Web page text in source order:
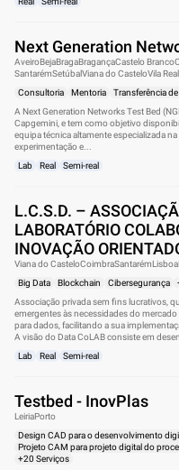
Next Generation
Lab Real Semi-real
AveiroBejaBragaBragançaCastelo Branco
SantarémSetúbalViana do CasteloVila Real
Consultoria
Mentoria Transferência
A Next Generation Networks Test Bed
Capgemini, e tem como objetivo
equipa técnica altamente especializada
experimentação e...
L.C.S.D. –
LABORATÓRIO
INOVAÇÃO
Lab Real Semi-real
Viana do CasteloCoimbraSantarémLisboa
Big Data
Blockchain Cibersegurança
Associação privada sem fins lucrativos,
emergentes às necessidades do
para dados, facilitando a sua
A visão do Data CoLAB consiste em
Testbed - InovPlas
LeiriaPorto
Design CAD para o desenvolvimento
Projeto CAM para projeto digital do
+20 Serviços